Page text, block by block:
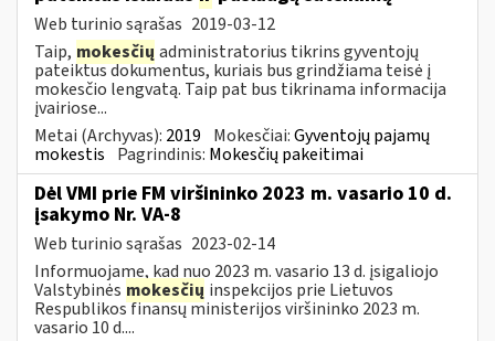
Web turinio sąrašas 2019-03-12
Taip, mokesčių administratorius tikrins gyventojų
pateiktus dokumentus, kuriais bus grindžiama teisė į
mokesčio lengvatą. Taip pat bus tikrinama informacija
įvairiose...
Metai (Archyvas): 2019 Mokesčiai:Gyventojų pajamų
mokestis Pagrindinis: Mokesčių pakeitimai
Dėl VMI prie FM viršininko 2023 m. vasario 10 d.
įsakymo Nr. VA-8
Web turinio sąrašas 2023-02-14
Informuojame, kad nuo 2023 m. vasario 13 d. įsigaliojo
Valstybinės mokesčių inspekcijos prie Lietuvos
Respublikos finansų ministerijos viršininko 2023 m.
vasario 10 d....